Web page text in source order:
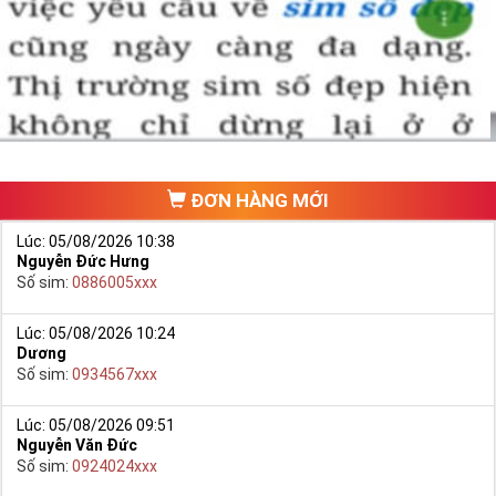
Chọn mua sim số đẹp thường mất nhiều thời gian ở khoản lựa số,
một số phải vừa đẹp, vừa tốt về phong thủy thì mới là sim hoàn
hảo. Vậy phải làm sao?
- Cách nhanh nhất để chọn mua được Sim Tứ Quý 2 là bạn vào
trang chủ của Sim Tiền Giang, chọn mục “
Sim giảm giá
“ ở ngay đầu
trang chủ. Đây là danh sách sim được đại lý giảm giá vì một số lý
Ngoài ra quý khách chưa ưng ý về Sim Tứ Quý 2 có cũng thể tham
khảo thêm Sim Vinaphone,Sim Gmobile, Sim Tứ Quý Giữa
ĐƠN HÀNG MỚI
Lúc: 05/08/2026 10:38
Nguyễn Đức Hưng
Số sim: 0886005xxx
Lúc: 05/08/2026 10:24
Dương
Số sim: 0934567xxx
Lúc: 05/08/2026 09:51
Nguyễn Văn Đức
Số sim: 0924024xxx